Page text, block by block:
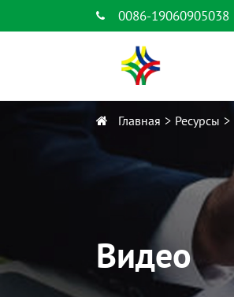
0086-19060905038
Главная Ресурсы
Видео